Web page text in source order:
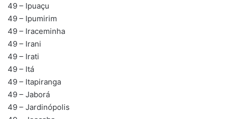
49 – Ipuaçu
49 – Ipumirim
49 – Iraceminha
49 – Irani
49 – Irati
49 – Itá
49 – Itapiranga
49 – Jaborá
49 – Jardinópolis